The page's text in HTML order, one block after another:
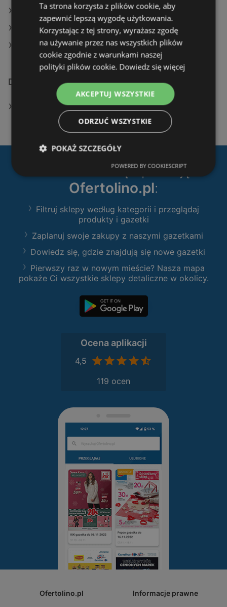
Media Expert w Raszyn
Media Expert w Szczytno (Gmina)
Media Expert w Rawicz
Dodatkowe łącza
Sklepy Media Expert w Międzyzdroje
Pobierz naszą aplikację
Ofertolino.pl:
Filtruj sklepy według kategorii i przeglądaj
produkty i gazetki
Zaplanuj swoje zakupy z naszymi gazetkami
Dowiedz się, gdzie znajdują się nowe gazetki
Pierwszy raz w nowym mieście? Nasza mapa
pokaże Ci wszystkie sklepy detaliczne w okolicy.
Ocena aplikacji
4,5
119 ocen
Ofertolino.pl Informacje prawne
Ta strona korzysta z plików cookie, aby
zapewnić lepszą wygodę użytkowania.
Korzystając z tej strony, wyrażasz zgodę
na używanie przez nas wszystkich plików
cookie zgodnie z warunkami naszej
polityki plików cookie. Dowiedz się więcej
AKCEPTUJ WSZYSTKIE
ODRZUĆ WSZYSTKIE
POKAŻ SZCZEGÓŁY
POWERED BY COOKIESCRIPT